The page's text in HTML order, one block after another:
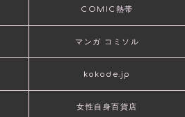
COMIC熱帯
マンガ コミソル
kokode.jp
女性自身百貨店